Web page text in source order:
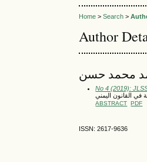
Home >Search >
Author
محمد حسن
No 4 (2019):
في القانون اليمني
ABSTRACT PDF
ISSN: 2617-9636